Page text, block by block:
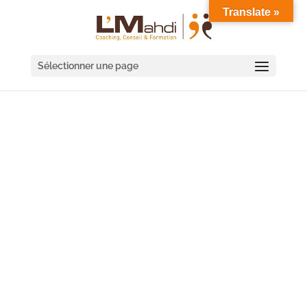
Sélectionner une page
Translate »